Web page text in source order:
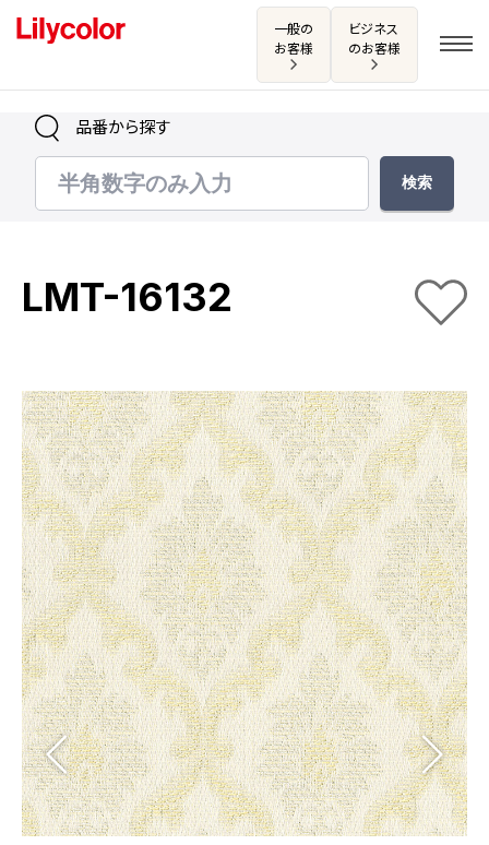
一般の
お客様
ビジネス
のお客様
ログイン・新規会員登録
お気に入り
商品を探す
商品を探す トップ
壁紙
カーテン
床材
ブランド・コレクション
Lilycolor Coordinate 着せ替えシミュレーション
カタログ一覧
カタログ一覧 トップ
壁紙
カーテン
床材
サステナブル商品
ノンワックス床タイル
壁紙機能性ガイド
施工事例
施工事例 トップ
医療・福祉施設
ホテル・オフィス・店舗
モデルハウス
新築戸建・マンション
#リリカラのある暮らし
リリカラノート
ショールーム
ショールーム トップ
東京ショールーム
大阪ショールーム
お客様サポート
お客様サポート トップ
品番から探す
LMT-16132